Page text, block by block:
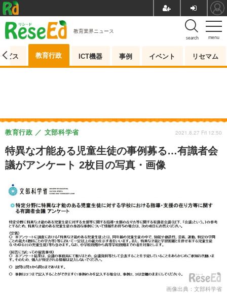
menu
search
教育業界ニュース
ビス 教育行政 ICT機器 事例 イベント リセマム
特異な才能ある児童生徒の事例募る…有識者会
議がアンケート 2枚目の写真・画像
教育行政 文部科学省 2021.8.27 Fri 12:50
画像出典：文部科学省